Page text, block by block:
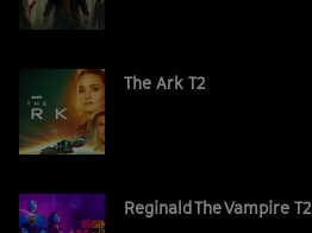
The Ark T2
Reginald The Vampire T2